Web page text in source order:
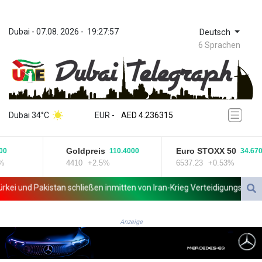
Dubai - 07.08. 2026 - 19:27:57 Deutsch
6 Sprachen
Dubai 34°C EUR -
ZWL 371.433908
AED 4.236315
AED 4.236315
AFN 75.553019
AMD 422.35737
AOA 1058.934265
ARS 1729.981574
AUD 1.638434
AZN 1.950687
Goldpreis 110.4000
4410 +2.5%
Euro STOXX 50 34.6700
6537.23 +0.53%
und Pakistan schließen inmitten von Iran-Krieg
Anzeige